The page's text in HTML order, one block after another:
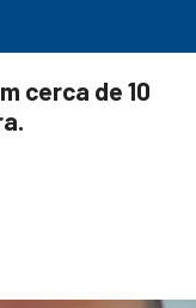
cerca de 10